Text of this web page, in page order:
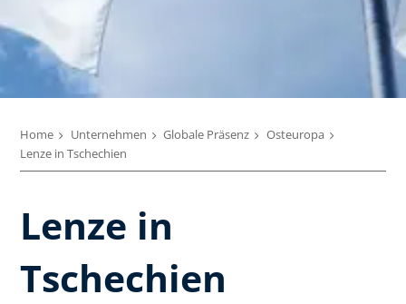
Home Unternehmen Globale Präsenz
Osteuropa
Lenze in Tschechien
Lenze in
Tschechien